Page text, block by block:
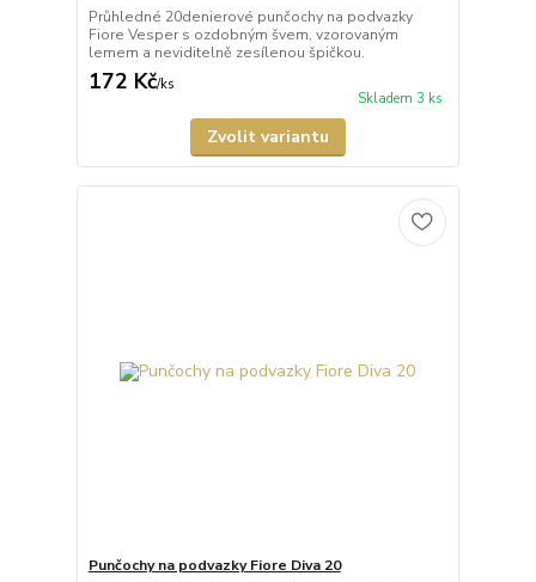
Průhledné 20denierové punčochy na podvazky
Fiore Vesper s ozdobným švem, vzorovaným
lemem a neviditelně zesílenou špičkou.
172 Kč/ks
Skladem 3 ks
Zvolit variantu
Punčochy na podvazky Fiore Diva 20